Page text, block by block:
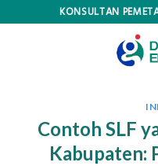
KONSULTAN
Contoh SLF
Kabupaten: